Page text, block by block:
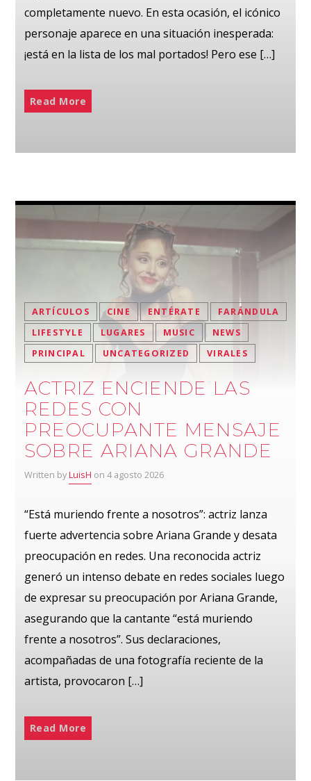
completamente nuevo. En esta ocasión, el icónico
personaje aparece en una situación inesperada:
¡está en la lista de los mal portados! Pero ese […]
Read More
ARTÍCULOS CINE ENTÉRATE
FARÁNDULA
LIFESTYLE
LUGARES MUSIC
NEWS
PRINCIPAL
UNCATEGORIZED VIRALES
ACTRIZ ENCIENDE LAS
REDES CON
PREOCUPANTE MENSAJE
SOBRE ARIANA GRANDE
Written byLuisH on 4 agosto 2026
“Está muriendo frente a nosotros”: actriz lanza
fuerte advertencia sobre Ariana Grande y desata
preocupación en redes. Una reconocida actriz
generó un intenso debate en redes sociales luego
de expresar su preocupación por Ariana Grande,
asegurando que la cantante “está muriendo
frente a nosotros”. Sus declaraciones,
acompañadas de una fotografía reciente de la
artista, provocaron […]
Read More